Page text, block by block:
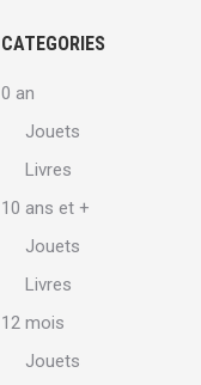
CATEGORIES
0 an
Jouets
Livres
10 ans et +
Jouets
Livres
12 mois
Jouets